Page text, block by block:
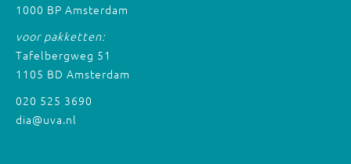
1000 BP Amsterdam
voor pakketten:
Tafelbergweg 51
1105 BD Amsterdam
020 525 3690
dia@uva.nl